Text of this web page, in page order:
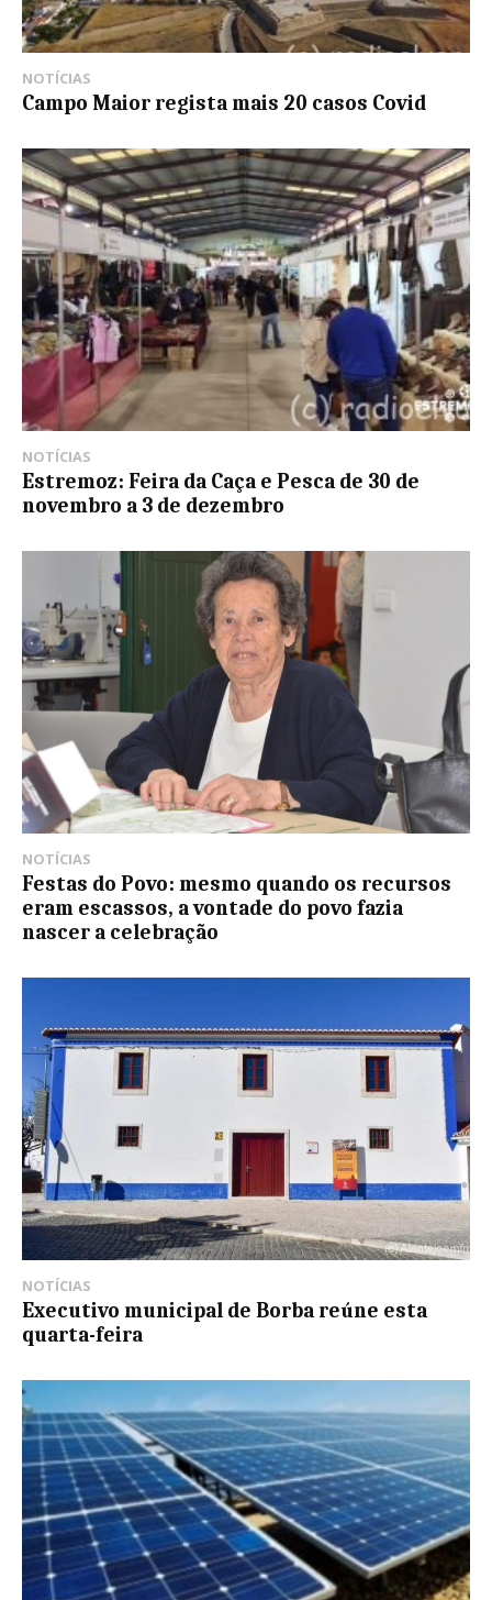
NOTÍCIAS
Campo Maior regista mais 20 casos Covid
NOTÍCIAS
Estremoz: Feira da Caça e Pesca de 30 de
novembro a 3 de dezembro
NOTÍCIAS
Festas do Povo: mesmo quando os recursos
eram escassos, a vontade do povo fazia
nascer a celebração
NOTÍCIAS
Executivo municipal de Borba reúne esta
quarta-feira